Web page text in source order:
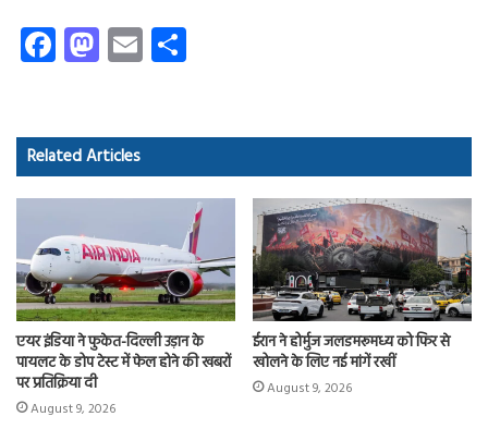
Fa
ce
o
ok
M
as
d
o
E
m
Related Articles
एयर इंडिया ने फुकेत-दिल्ली उड़ान के
पायलट के डोप टेस्ट में फेल होने की खबरों
पर प्रतिक्रिया दी
August 9, 2026
ईरान ने होर्मुज जलडमरूमध्य को फिर से
खोलने के लिए नई मांगें रखीं
August 9, 2026